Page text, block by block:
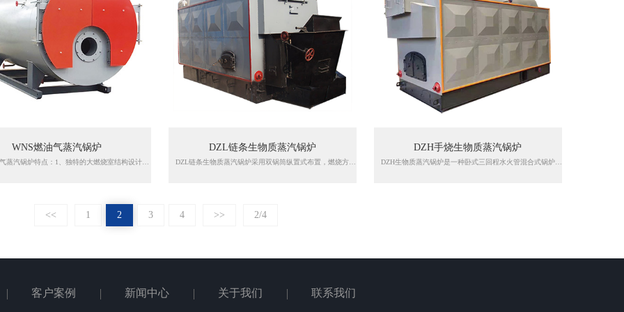
WNS燃油气蒸汽锅炉
WNS燃油气蒸汽锅炉特点：1、独特的大燃烧室结构设计，三回程湿背结构，保持强效辐射换热能力的同时，实现低温燃烧，提高了锅炉的热效率，减少了NOX的排放，高效环保。2、采用螺纹烟管，增加了传热效果，提高锅炉的热效率。3、锅炉前后烟箱采用多级密封方式，从根本上杜绝了漏烟。
DZL链条生物质蒸汽锅炉
DZL链条生物质蒸汽锅炉采用双锅筒纵置式布置，燃烧方式为链条炉排。锅炉燃用生物质成型固体燃料。炉膛两侧墙水冷壁采用膜式水冷壁结构；炉膛前、后墙水冷壁管向下延伸到炉排上部形成前后拱，这样既增加锅炉的密封性能，又增加了炉膛容积及受热面，同时加固了后拱的强度。
DZH手烧生物质蒸汽锅炉
DZH生物质蒸汽锅炉是一种卧式三回程水火管混合式锅炉，在锅筒内布置螺纹烟管。炉膛左右二侧装有光管水冷墙。采用轻型活动炉排、人工加料，配有鼓风机、引风机进行机械通风。该炉前后拱采用新型的节能技术炉拱。燃料撒落到炉排上，进入炉膛燃烧后，火焰经过后拱折射向上通过本体两侧燃烬室折向转到前烟箱，再由前烟箱折回锅内管束，通过后烟箱进入省生物质器，然后由引风机抽引通过烟道至烟囱排向大气。
<< 1 2 3 4 >> 2/4
客户案例 新闻中心 关于我们 联系我们